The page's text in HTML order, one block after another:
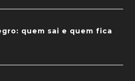
quem sai e quem fica